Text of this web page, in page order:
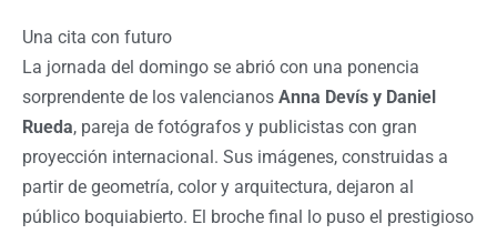
Una cita con futuro
La jornada del domingo se abrió con una ponencia
sorprendente de los valencianos Anna Devís y Daniel
Rueda, pareja de fotógrafos y publicistas con gran
proyección internacional. Sus imágenes, construidas a
partir de geometría, color y arquitectura, dejaron al
público boquiabierto. El broche final lo puso el prestigioso